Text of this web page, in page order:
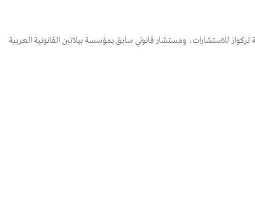
للاستشارات، ومستشار قانوني سابق بمؤسسة بيلاتين القانونية العربية